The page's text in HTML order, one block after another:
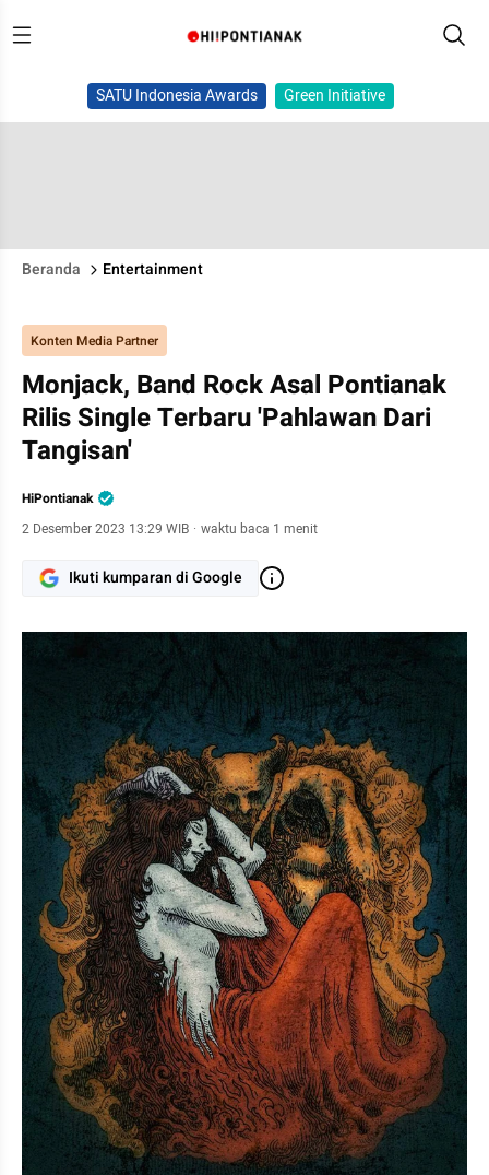
SATU Indonesia Awards Green Initiative
Beranda Entertainment
Konten Media Partner
Monjack, Band Rock Asal Pontianak
Rilis Single Terbaru 'Pahlawan Dari
Tangisan'
HiPontianak
2 Desember 2023 13:29 WIB · waktu baca 1 menit
Ikuti kumparan di Google